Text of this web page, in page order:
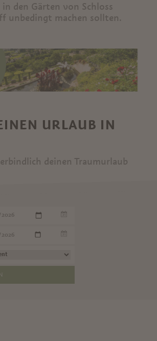
in den Gärten von Schloss
unbedingt machen sollten.
URLAUB IN
deinen Traumurlaub